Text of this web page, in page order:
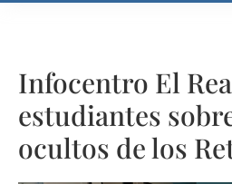
Infocentro El
estudiantes
ocultos de los